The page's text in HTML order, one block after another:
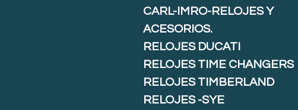
CARL-IMRO-RELOJES Y
ACESORIOS.
RELOJES DUCATI
RELOJES TIME CHANGERS
RELOJES TIMBERLAND
RELOJES -SYE